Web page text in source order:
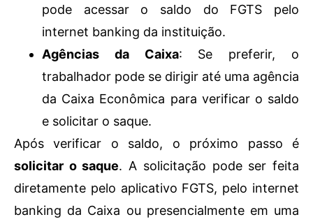
pode acessar o saldo do FGTS pelo
internet banking da instituição.
Agências da Caixa: Se preferir, o
trabalhador pode se dirigir até uma agência
da Caixa Econômica para verificar o saldo
e solicitar o saque.
Após verificar o saldo, o próximo passo é
solicitar o saque. A solicitação pode ser feita
diretamente pelo aplicativo FGTS, pelo internet
banking da Caixa ou presencialmente em uma